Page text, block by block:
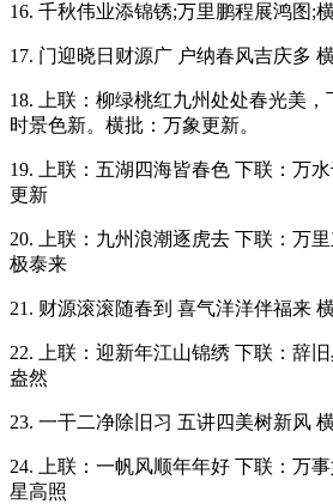
16. 千秋伟业添锦锈;万里鹏程展鸿图;
17. 门迎晓日财源广 户纳春风吉庆多
18. 上联：柳绿桃红九州处处春光美
时景色新。横批：万象更新。
19. 上联：五湖四海皆春色 下联：万
更新
20. 上联：九州浪潮逐虎去 下联：万
极泰来
21. 财源滚滚随春到 喜气洋洋伴福来
22. 上联：迎新年江山锦绣 下联：辞
盎然
23. 一干二净除旧习 五讲四美树新风
24. 上联：一帆风顺年年好 下联：万
星高照